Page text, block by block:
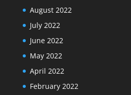
August 2022
July 2022
June 2022
May 2022
April 2022
February 2022